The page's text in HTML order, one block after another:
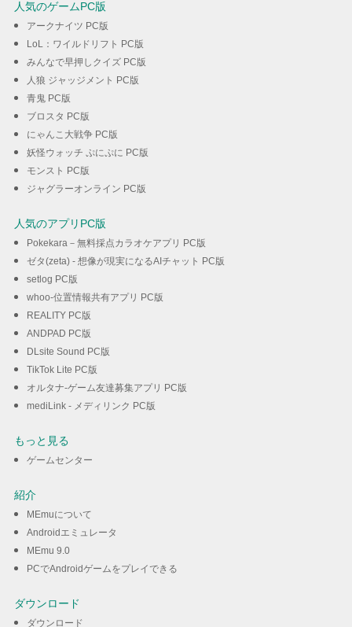
人気のゲームPC版
アークナイツ PC版
LoL：ワイルドリフト PC版
みんなで早押しクイズ PC版
人狼 ジャッジメント PC版
青鬼 PC版
ブロスタ PC版
にゃんこ大戦争 PC版
妖怪ウォッチ ぷにぷに PC版
モンスト PC版
ジャグラーオンライン PC版
人気のアプリPC版
Pokekara－無料採点カラオケアプリ PC版
ゼタ(zeta) - 想像が現実になるAIチャット PC版
setlog PC版
whoo-位置情報共有アプリ PC版
REALITY PC版
ANDPAD PC版
DLsite Sound PC版
TikTok Lite PC版
オルタナ-ゲーム友達募集アプリ PC版
mediLink - メディリンク PC版
もっと見る
ゲームセンター
紹介
MEmuについて
Androidエミュレータ
MEmu 9.0
PCでAndroidゲームをプレイできる
ダウンロード
ダウンロード